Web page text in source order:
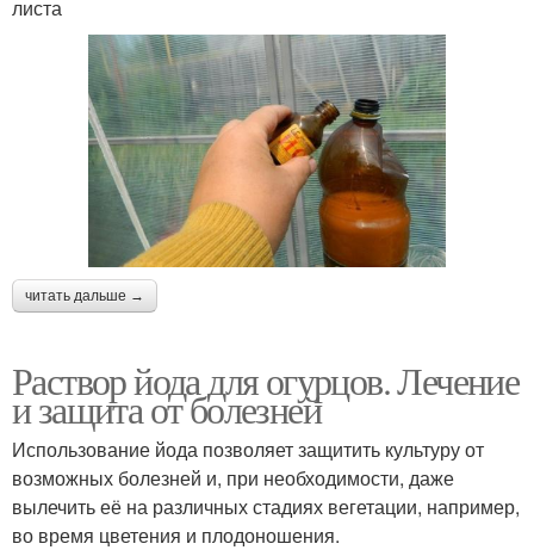
листа
читать дальше →
Раствор йода для огурцов. Лечение
и защита от болезней
Использование йода позволяет защитить культуру от
возможных болезней и, при необходимости, даже
вылечить её на различных стадиях вегетации, например,
во время цветения и плодоношения.